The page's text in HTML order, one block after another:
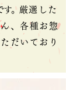
す。
厳選した
、各種お惣
だいており